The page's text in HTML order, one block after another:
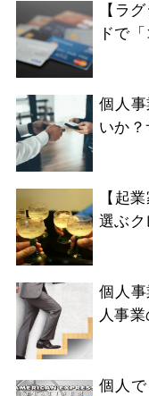
【ラ
ドで
個人
いか
【起
選ぶ
個人
人事
個人